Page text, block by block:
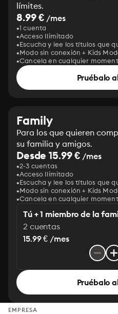
límites.
8.99 € /mes
1 cuenta
Acceso Ilimitado
Escucha y lee los títulos que
Modo sin conexión + Kids
Cancela en cualquier
Pruébalo
Family
Para los que quieren
su familia y amigos.
Desde 15.99 € /mes
2-3 cuentas
Acceso Ilimitado
Escucha y lee los títulos que
Modo sin conexión + Kids
Cancela en cualquier
Tú + 1 miembro de la
2 cuentas
15.99 € /mes
Pruébalo
EMPRESA